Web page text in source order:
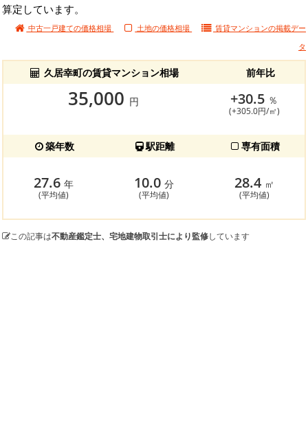
算定しています。
中古一戸建ての価格相場 土地の価格相場 賃貸マンションの掲載デー
タ
久居幸町の賃貸マンション相場 前年比
35,000 円 +30.5 ％
(+305.0円/㎡)
築年数 駅距離 専有面積
27.6 年
(平均値)
10.0 分
(平均値)
28.4 ㎡
(平均値)
この記事は不動産鑑定士、宅地建物取引士により監修しています